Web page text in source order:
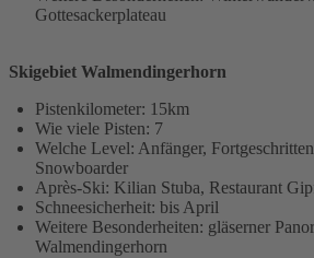
Gottesackerplateau
Skigebiet Walmendingerhorn
Pistenkilometer: 15km
Wie viele Pisten: 7
Welche Level: Anfänger,
Snowboarder
Après-Ski: Kilian Stuba, Restaurant
Schneesicherheit: bis April
Weitere Besonderheiten: gläserner
Walmendingerhorn